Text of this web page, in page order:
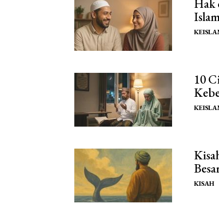
Hak
10
KISAH